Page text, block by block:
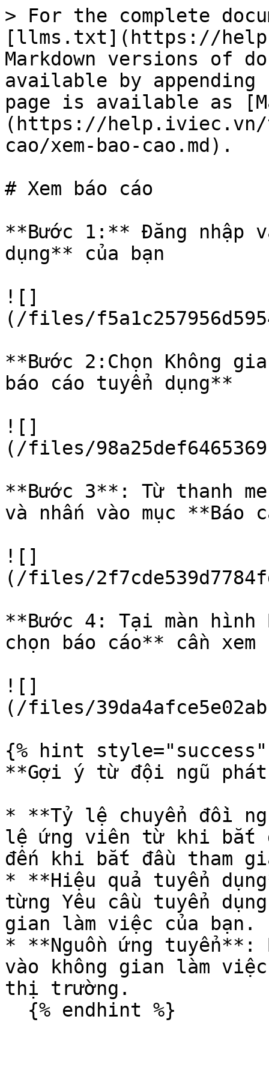
> For the complete
[llms.txt](https://
Markdown versions of
available by
page is available as
(https://help.iviec.vn/
cao/xem-bao-cao.md).
# Xem báo cáo
**Bước 1:** Đăng nhập
dụng** của bạn
![]
(/files/
**Bước 2:Chọn Không
báo cáo tuyển dụng**
![]
(/files/
**Bước 3**: Từ thanh
và nhấn vào mục **Báo
![]
(/files/
**Bước 4: Tại màn hình
chọn báo cáo** cần xem
![]
(/files/
{% hint style="success"
**Gợi ý từ đội ngũ
* **Tỷ lệ chuyển đồi
lệ ứng viên từ khi bắt
đến khi bắt đầu tham
* **Hiệu quả tuyển
từng Yêu cầu tuyển
gian làm việc của bạn.
* **Nguồn ứng tuyển**:
vào không gian làm
thị trường.